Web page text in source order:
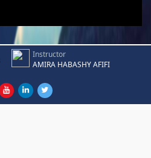
Instructor
AMIRA HABASHY AFIFI